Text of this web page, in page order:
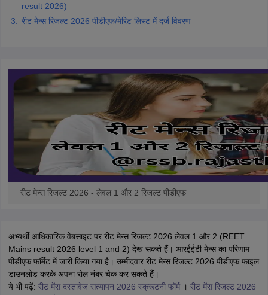
result 2026)
रीट मेन्स रिजल्ट 2026 पीडीएफ/मेरिट लिस्ट में दर्ज विवरण
रीट मेन्स रिजल्ट 2026 - लेवल 1 और 2 रिजल्ट पीडीएफ
अभ्यर्थी आधिकारिक वेबसाइट पर रीट मेन्स रिजल्ट 2026 लेवल 1 और 2 (REET
Mains result 2026 level 1 and 2) देख सकते हैं। आरईईटी मेन्स का परिणाम
पीडीएफ फॉर्मेट में जारी किया गया है। उम्मीदवार रीट मेन्स रिजल्ट 2026 पीडीएफ फाइल
डाउनलोड करके अपना रोल नंबर चेक कर सकते हैं।
ये भी पढ़ें: रीट मेंस दस्तावेज सत्यापन 2026 स्क्रूटनी फॉर्म। रीट मेंस रिजल्ट 2026